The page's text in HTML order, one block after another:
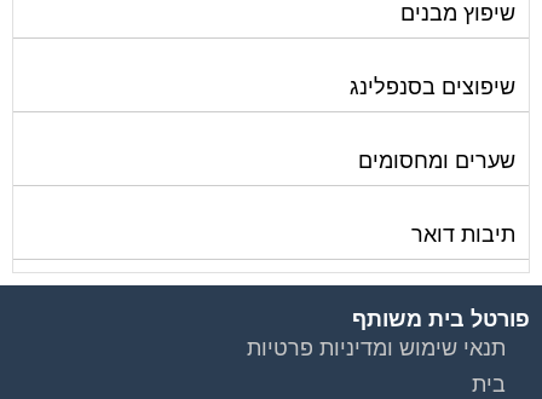
שיפוץ מבנים
שיפוצים בסנפלינג
שערים ומחסומים
תיבות דואר
פורטל בית משותף
תנאי שימוש ומדיניות פרטיות
בית